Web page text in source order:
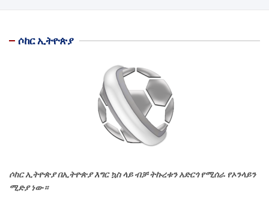
ሶከር ኢትዮጵያ
ሶከር ኢትዮጵያ በኢትዮጵያ እግር ኳስ ላይ ብቻ ትኩረቱን አድርጎ የሚሰራ የኦንላይን
ሚድያ ነው።